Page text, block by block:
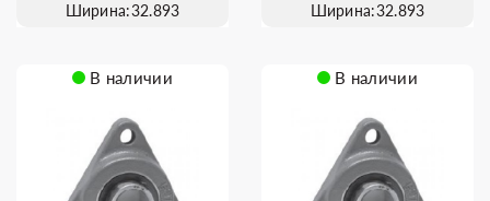
Ширина:32.893
Ширина:32.893
В наличии В наличии